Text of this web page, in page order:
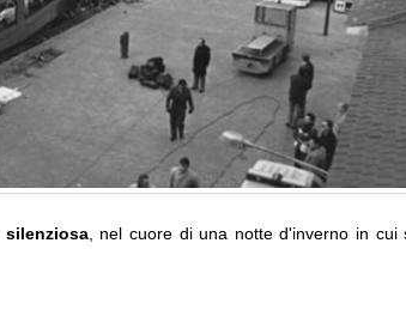
silenziosa, nel cuore di una notte d'inverno in cui